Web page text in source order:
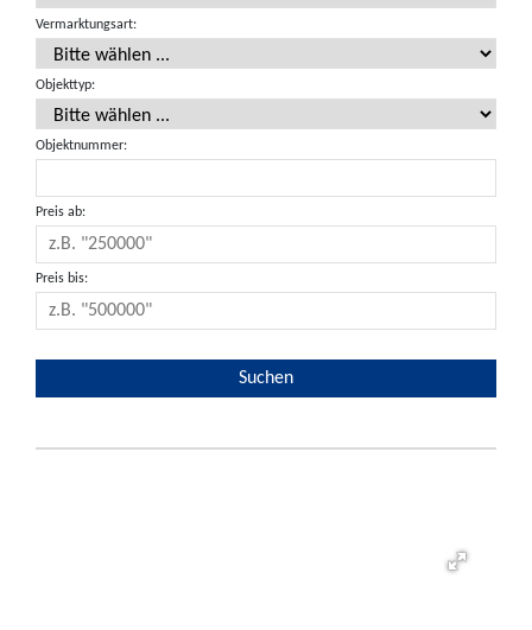
Vermarktungsart:
Objekttyp:
Objektnummer:
Preis ab:
Preis bis: